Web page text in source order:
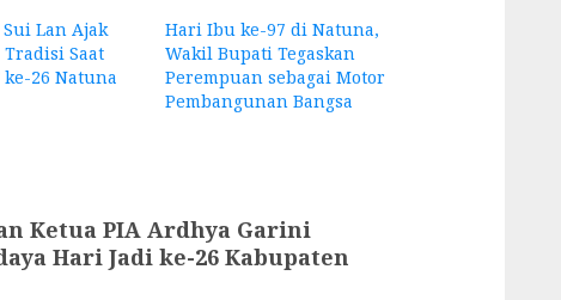
Lan Ajak
Tradisi Saat
26 Natuna
Hari Ibu ke-97 di Natuna,
Wakil Bupati Tegaskan
Perempuan sebagai Motor
Pembangunan Bangsa
Ketua PIA Ardhya Garini
Hari Jadi ke-26 Kabupaten